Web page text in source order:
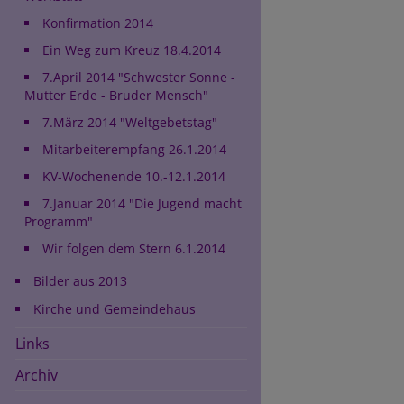
Konfirmation 2014
Ein Weg zum Kreuz 18.4.2014
7.April 2014 "Schwester Sonne -
Mutter Erde - Bruder Mensch"
7.März 2014 "Weltgebetstag"
Mitarbeiterempfang 26.1.2014
KV-Wochenende 10.-12.1.2014
7.Januar 2014 "Die Jugend macht
Programm"
Wir folgen dem Stern 6.1.2014
Bilder aus 2013
Kirche und Gemeindehaus
Links
Archiv